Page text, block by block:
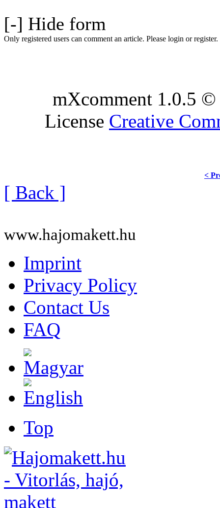
[-] Hide form
Only registered users can comment an article. Please login or register.
mXcomment 1.0.5
License Creative
<
[ Back ]
www.hajomakett.hu
Imprint
Privacy Policy
Contact Us
FAQ
Top